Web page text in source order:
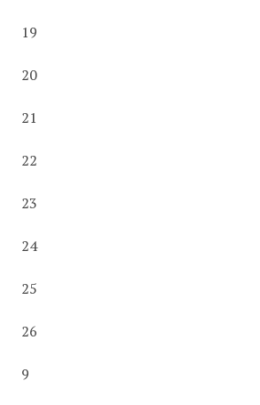
19
20
21
22
23
24
25
26
9